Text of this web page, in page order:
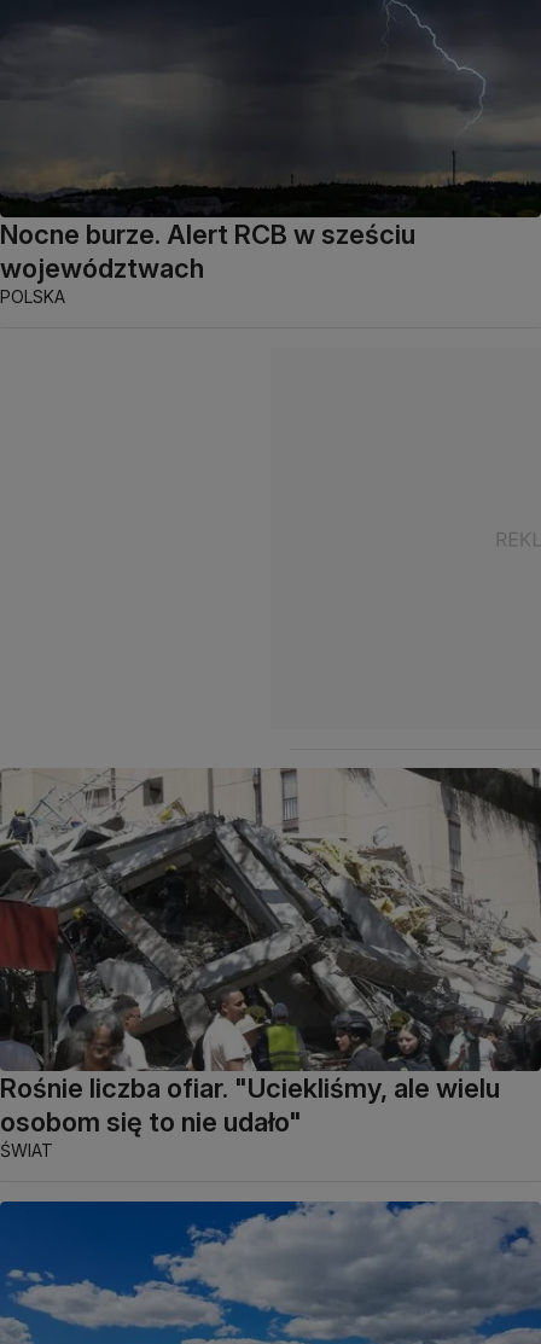
Nocne burze. Alert RCB w sześciu
województwach
POLSKA
Rośnie liczba ofiar. "Uciekliśmy, ale wielu
osobom się to nie udało"
ŚWIAT